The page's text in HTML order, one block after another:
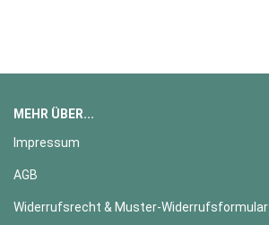
MEHR ÜBER...
Impressum
AGB
Widerrufsrecht & Muster-Widerrufsformular